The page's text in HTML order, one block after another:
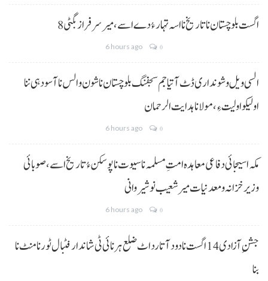
8 اگست بلوچستان نا تاریخ نا اسہ تہار ءُ دے اسے، میرسرفراز بگٹی
6 hours ago 0
السی ویل و شونداری ڈٹ آتیا جم سجفنگ بلوچستان نا شون و الس نا آسودہی ننا
اولیکو اولیت ءِ،مولانا ہدایت الرحمان
6 hours ago 0
مکہ اسیجائی دفاعی معاہدہ امتِ مسلمہ نا سیوت نا پوسکن ءُ تاریخ اسے، صوبائی
وزیر خزانہ و معدنیات میر شعیب نوشیروانی
6 hours ago 0
جشنِ آزادی 14 اگست نا دود آتا رد اٹ ضلع ہرنائی ٹی شاندار فٹبال ٹورنامنٹ نا
بنا